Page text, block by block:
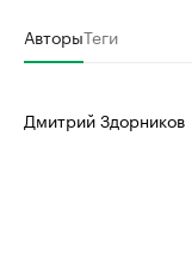
АвторыТеги
Дмитрий Здорников